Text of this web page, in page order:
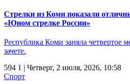
Стрелки из Коми показали
«Юном стрелке России»
Республика Коми заняла четвертое
зачете.
594 1 | Четверг, 2 июля, 2026, 10:58
Спорт